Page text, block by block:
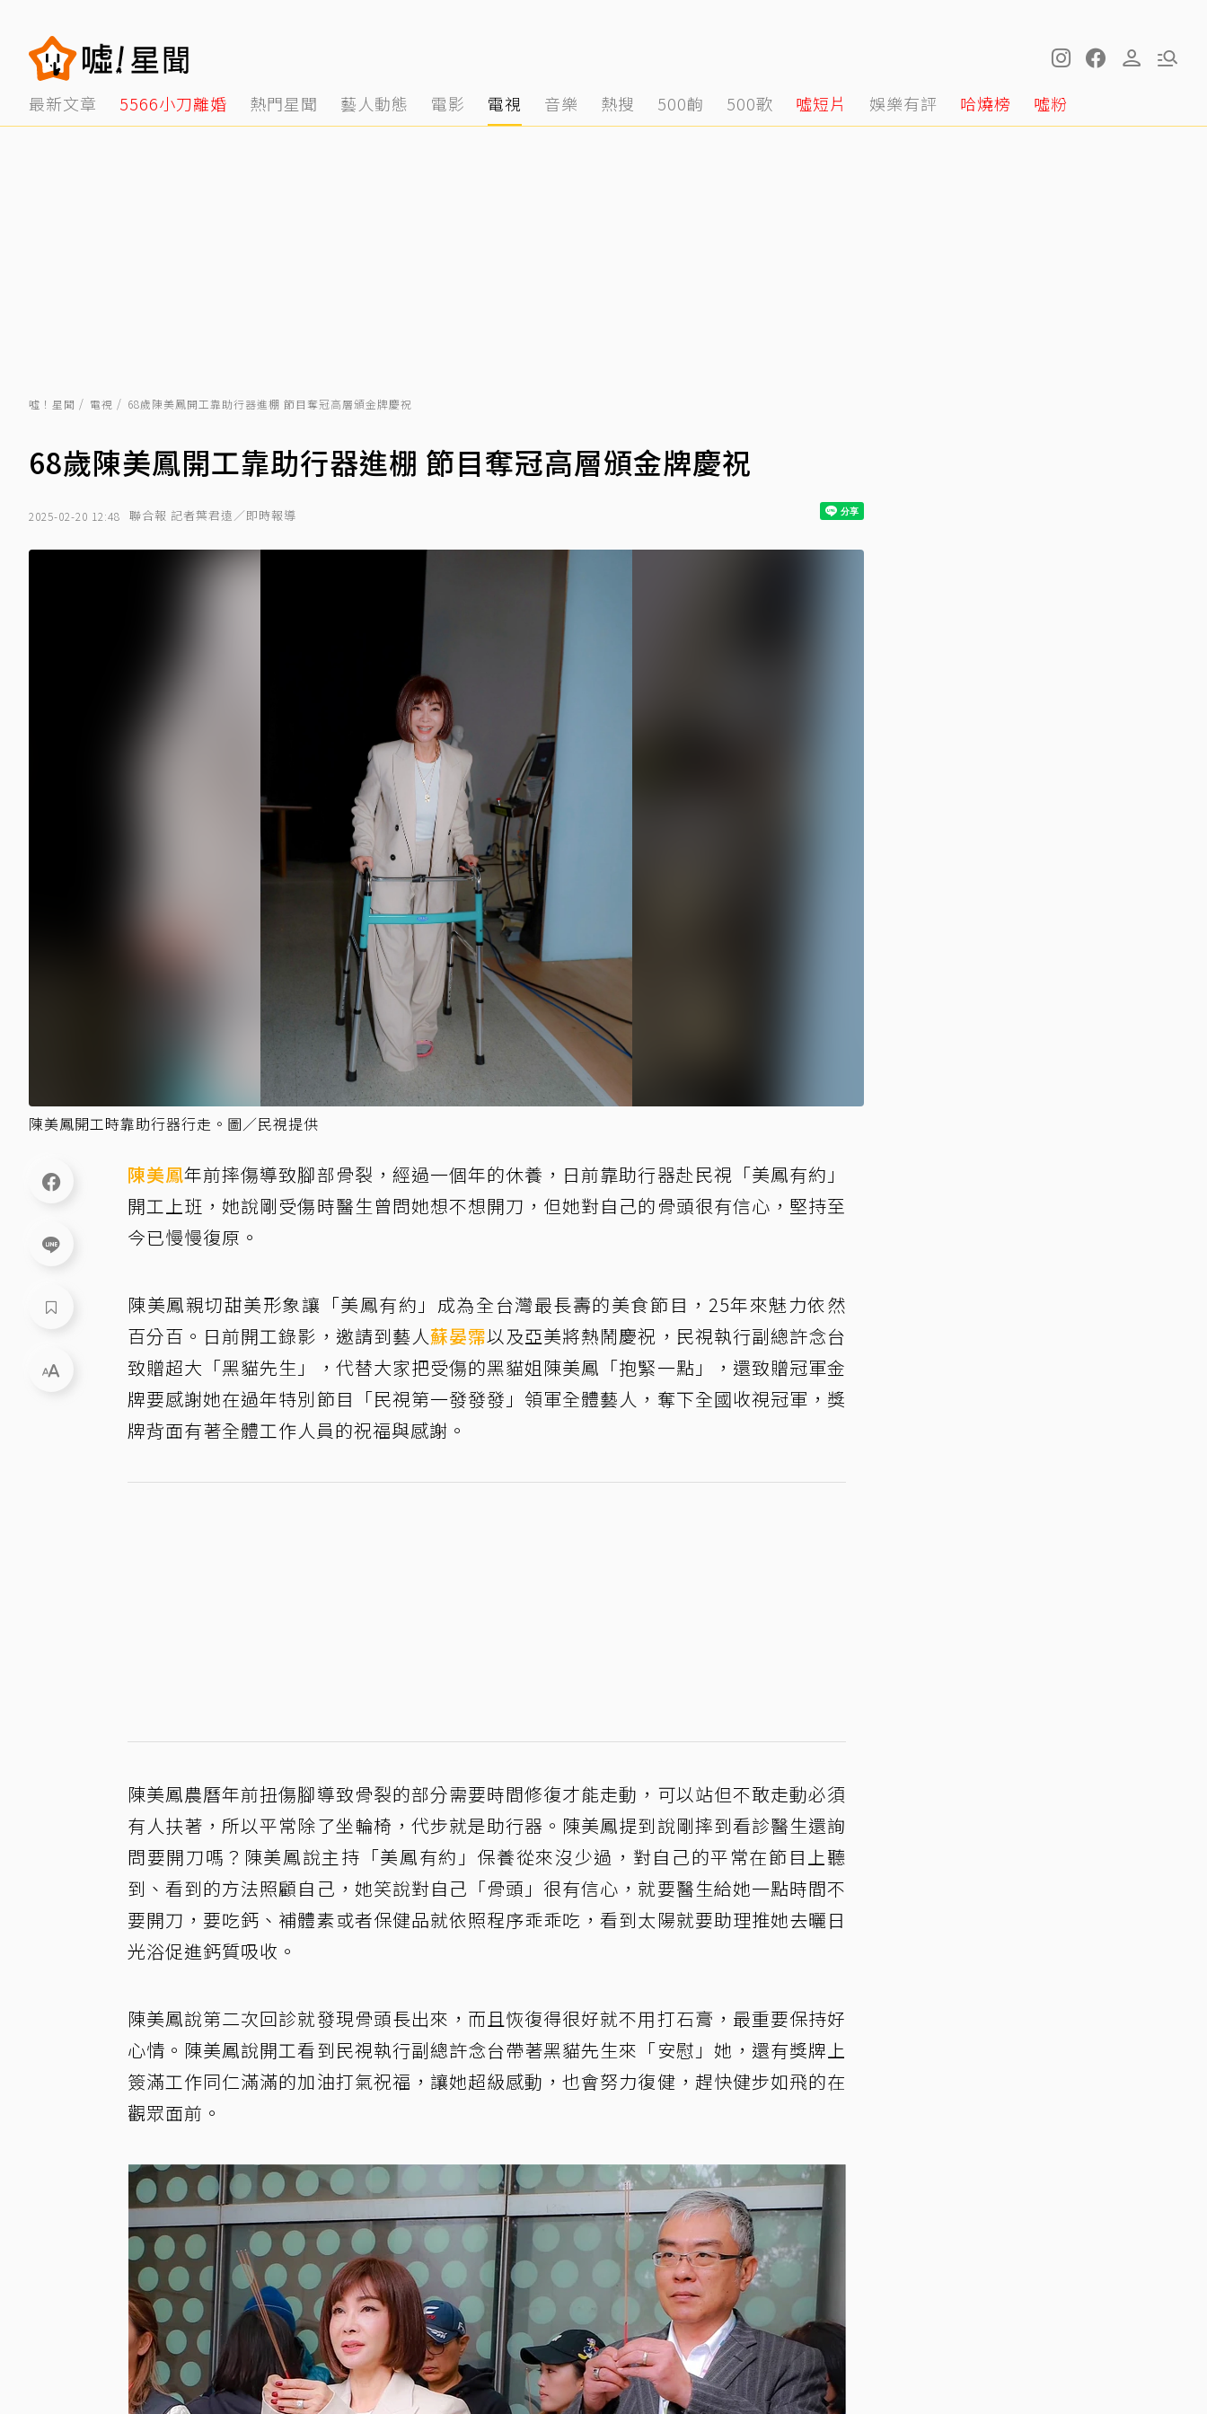
最新文章 5566小刀離婚 熱門星聞 藝人動態 電影 電視 音樂 熱搜 500齣 500歌 噓短片 娛樂有評 哈燒榜 噓粉
噓！星聞 電視 68歲陳美鳳開工靠助行器進棚 節目奪冠高層頒金牌慶祝
68歲陳美鳳開工靠助行器進棚 節目奪冠高層頒金牌慶祝
2025-02-20 12:48 聯合報 記者葉君遠／即時報導
陳美鳳開工時靠助行器行走。圖／民視提供
陳美鳳年前摔傷導致腳部骨裂，經過一個年的休養，日前靠助行器赴民視「美鳳有約」
開工上班，她說剛受傷時醫生曾問她想不想開刀，但她對自己的骨頭很有信心，堅持至
今已慢慢復原。
陳美鳳親切甜美形象讓「美鳳有約」成為全台灣最長壽的美食節目，25年來魅力依然
百分百。日前開工錄影，邀請到藝人蘇晏霈以及亞美將熱鬧慶祝，民視執行副總許念台
致贈超大「黑貓先生」，代替大家把受傷的黑貓姐陳美鳳「抱緊一點」，還致贈冠軍金
牌要感謝她在過年特別節目「民視第一發發發」領軍全體藝人，奪下全國收視冠軍，獎
牌背面有著全體工作人員的祝福與感謝。
陳美鳳農曆年前扭傷腳導致骨裂的部分需要時間修復才能走動，可以站但不敢走動必須
有人扶著，所以平常除了坐輪椅，代步就是助行器。陳美鳳提到說剛摔到看診醫生還詢
問要開刀嗎？陳美鳳說主持「美鳳有約」保養從來沒少過，對自己的平常在節目上聽
到、看到的方法照顧自己，她笑說對自己「骨頭」很有信心，就要醫生給她一點時間不
要開刀，要吃鈣、補體素或者保健品就依照程序乖乖吃，看到太陽就要助理推她去曬日
光浴促進鈣質吸收。
陳美鳳說第二次回診就發現骨頭長出來，而且恢復得很好就不用打石膏，最重要保持好
心情。陳美鳳說開工看到民視執行副總許念台帶著黑貓先生來「安慰」她，還有獎牌上
簽滿工作同仁滿滿的加油打氣祝福，讓她超級感動，也會努力復健，趕快健步如飛的在
觀眾面前。